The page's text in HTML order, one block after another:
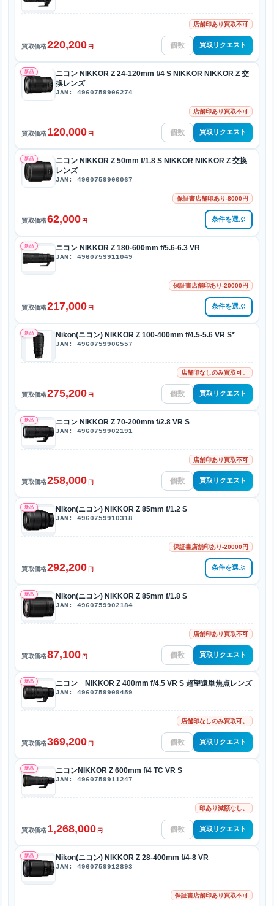
店舗印あり買取不可
買取価格220,200 円 買取リクエスト
新品
ニコン NIKKOR Z 24-120mm f/4 S NIKKOR NIKKOR Z 交
換レンズ
JAN: 4960759906274
店舗印あり買取不可
買取価格120,000 円 買取リクエスト
新品
ニコン NIKKOR Z 50mm f/1.8 S NIKKOR NIKKOR Z 交換
レンズ
JAN: 4960759900067
保証書店舗印あり-8000円
買取価格62,000 円 条件を選ぶ
新品 ニコン NIKKOR Z 180-600mm f/5.6-6.3 VR
JAN: 4960759911049
保証書店舗印あり-20000円
買取価格217,000 円 条件を選ぶ
新品 Nikon(ニコン) NIKKOR Z 100-400mm f/4.5-5.6 VR S*
JAN: 4960759906557
店舗印なしのみ買取可。
買取価格275,200 円 買取リクエスト
新品 ニコン NIKKOR Z 70-200mm f/2.8 VR S
JAN: 4960759902191
店舗印あり買取不可
買取価格258,000 円 買取リクエスト
新品 Nikon(ニコン) NIKKOR Z 85mm f/1.2 S
JAN: 4960759910318
保証書店舗印あり-20000円
買取価格292,200 円 条件を選ぶ
新品 Nikon(ニコン) NIKKOR Z 85mm f/1.8 S
JAN: 4960759902184
店舗印あり買取不可
買取価格87,100 円 買取リクエスト
新品 ニコン NIKKOR Z 400mm f/4.5 VR S 超望遠単焦点レンズ
JAN: 4960759909459
店舗印なしのみ買取可。
買取価格369,200 円 買取リクエスト
新品 ニコンNIKKOR Z 600mm f/4 TC VR S
JAN: 4960759911247
印あり減額なし。
買取価格1,268,000 円 買取リクエスト
新品 Nikon(ニコン) NIKKOR Z 28-400mm f/4-8 VR
JAN: 4960759912893
保証書店舗印あり買取不可